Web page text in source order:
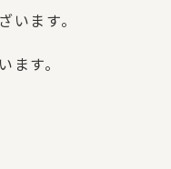
ます。
す。